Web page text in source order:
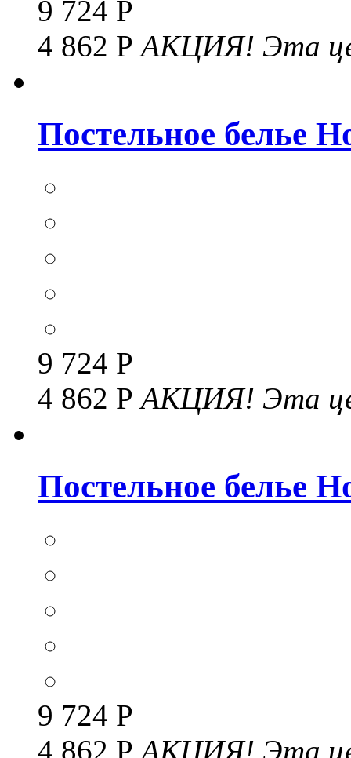
9 724 Р
4 862 РАКЦИЯ! Эта
Постельное белье
9 724 Р
4 862 РАКЦИЯ! Эта
Постельное белье
9 724 Р
4 862 РАКЦИЯ! Эта